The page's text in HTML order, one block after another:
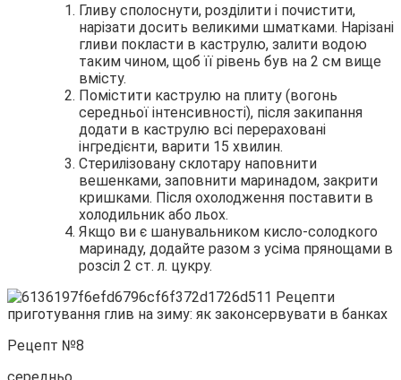
Гливу сполоснути, розділити і почистити,
нарізати досить великими шматками. Нарізані
гливи покласти в каструлю, залити водою
таким чином, щоб її рівень був на 2 см вище
вмісту.
Помістити каструлю на плиту (вогонь
середньої інтенсивності), після закипання
додати в каструлю всі перераховані
інгредієнти, варити 15 хвилин.
Стерилізовану склотару наповнити
вешенками, заповнити маринадом, закрити
кришками. Після охолодження поставити в
холодильник або льох.
Якщо ви є шанувальником кисло-солодкого
маринаду, додайте разом з усіма прянощами в
розсіл 2 ст. л. цукру.
Рецепт №8
середньо